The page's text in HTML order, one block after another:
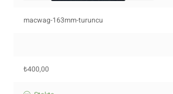
macwag-163mm-turuncu
₺400,00